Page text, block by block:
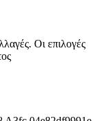
Οι επιλογές